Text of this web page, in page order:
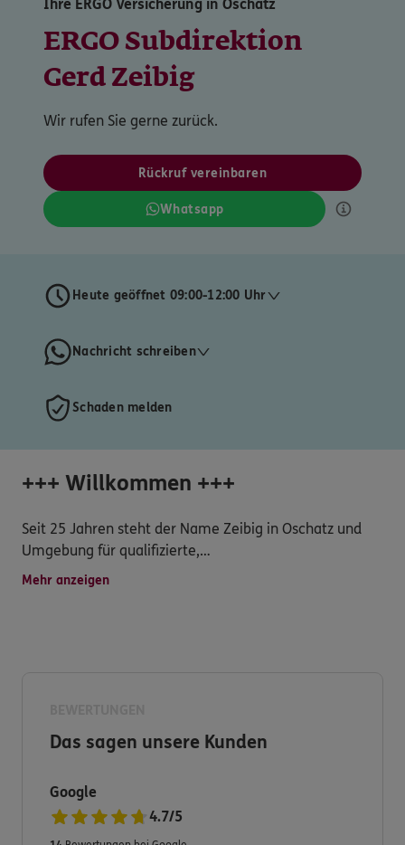
Ihre ERGO Versicherung in Oschatz
ERGO Subdirektion
Gerd Zeibig
Wir rufen Sie gerne zurück.
Rückruf vereinbaren
Whatsapp
Heute geöffnet 09:00-12:00 Uhr
Nachricht schreiben
Schaden melden
+++ Willkommen +++
Seit 25 Jahren steht der Name Zeibig in Oschatz und
Umgebung für qualifizierte,
vertrauensvolle und transparente Beratung, sowie
weiter.
Wir bieten Ihnen individuelle Lösungen im Bereich
Versicherungen, Finanzierung und Bausparen.
Mehr anzeigen
Das sagen unsere Kunden
Google
4.7/5